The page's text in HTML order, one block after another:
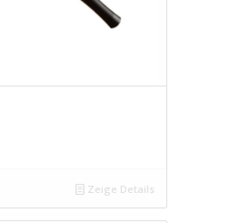
Zeige Details